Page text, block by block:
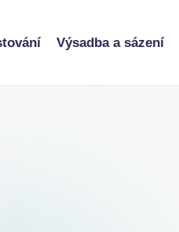
Výsadba a sázení